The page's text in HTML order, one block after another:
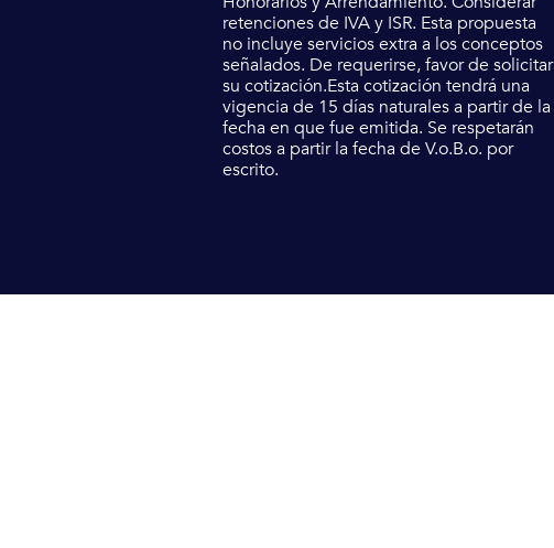
retenciones de IVA y ISR. Esta propuesta
no incluye servicios extra a los conceptos
señalados. De requerirse, favor de solicitar
su cotización.Esta cotización tendrá una
vigencia de 15 días naturales a partir de la
fecha en que fue emitida. Se respetarán
costos a partir la fecha de V.o.B.o. por
escrito.